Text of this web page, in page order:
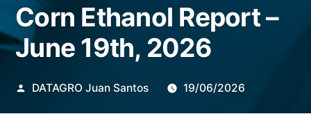
Corn Ethanol Report –
June 19th, 2026
Publicado
DATAGRO Juan Santos 19/06/2026